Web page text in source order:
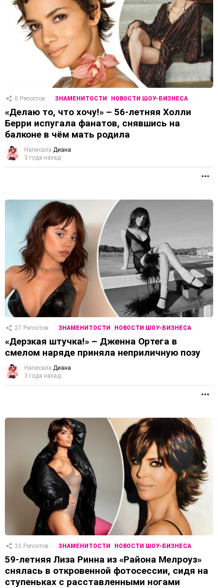
0 Репостов ЗНАМЕНИТОСТИ НОВОСТИ ШОУ-БИЗНЕСА
«Делаю то, что хочу!» – 56-летняя Холли
Берри испугала фанатов, снявшись на
балконе в чём мать родила
Написала Диана
3 года назад
27 Репостов ЗНАМЕНИТОСТИ НОВОСТИ ШОУ-БИЗНЕСА
«Дерзкая штучка!» – Дженна Ортега в
смелом наряде приняла неприличную позу
Написала Диана
3 года назад
33 Репостов ЗНАМЕНИТОСТИ НОВОСТИ ШОУ-БИЗНЕСА
59-летняя Лиза Ринна из «Района Мелроуз»
снялась в откровенной фотосессии, сидя на
ступеньках с расставленными ногами